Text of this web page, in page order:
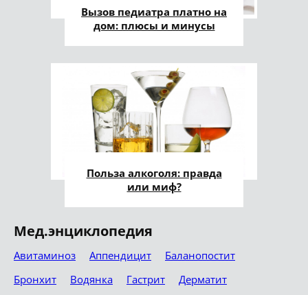
Вызов педиатра платно на
дом: плюсы и минусы
Польза алкоголя: правда
или миф?
Мед.энциклопедия
Авитаминоз Аппендицит
Баланопостит
Бронхит
Водянка Гастрит
Дерматит